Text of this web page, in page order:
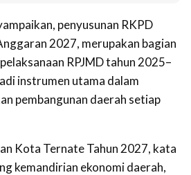
penyusunan RKPD
2027, merupakan bagian
RPJMD tahun 2025–
instrumen utama dalam
pembangunan daerah setiap
Kota Ternate Tahun 2027, kata
kemandirian ekonomi daerah,